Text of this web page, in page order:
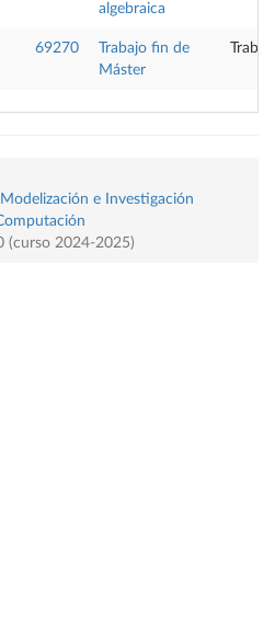
algebraica
69270
Trabajo fin de
Máster
e Investigación
(curso 2024-2025)